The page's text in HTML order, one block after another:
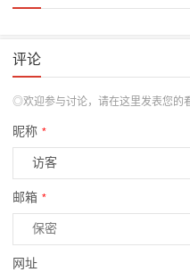
评论
◎欢迎参与讨论，请在这里发表您的
昵称 *
邮箱 *
网址